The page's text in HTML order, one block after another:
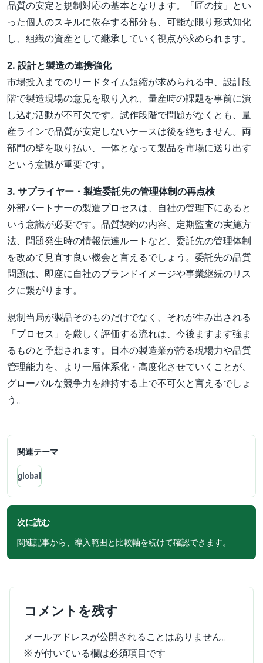
品質の安定と規制対応の基本となります。「匠の技」とい
った個人のスキルに依存する部分も、可能な限り形式知化
し、組織の資産として継承していく視点が求められます。
2. 設計と製造の連携強化
市場投入までのリードタイム短縮が求められる中、設計段
階で製造現場の意見を取り入れ、量産時の課題を事前に潰
し込む活動が不可欠です。試作段階で問題がなくとも、量
産ラインで品質が安定しないケースは後を絶ちません。両
部門の壁を取り払い、一体となって製品を市場に送り出す
という意識が重要です。
3. サプライヤー・製造委託先の管理体制の再点検
外部パートナーの製造プロセスは、自社の管理下にあると
いう意識が必要です。品質契約の内容、定期監査の実施方
法、問題発生時の情報伝達ルートなど、委託先の管理体制
を改めて見直す良い機会と言えるでしょう。委託先の品質
問題は、即座に自社のブランドイメージや事業継続のリス
クに繋がります。
規制当局が製品そのものだけでなく、それが生み出される
「プロセス」を厳しく評価する流れは、今後ますます強ま
るものと予想されます。日本の製造業が誇る現場力や品質
管理能力を、より一層体系化・高度化させていくことが、
グローバルな競争力を維持する上で不可欠と言えるでしょ
う。
関連テーマ
global
次に読む
関連記事から、導入範囲と比較軸を続けて確認できます。
コメントを残す
メールアドレスが公開されることはありません。
※ が付いている欄は必須項目です